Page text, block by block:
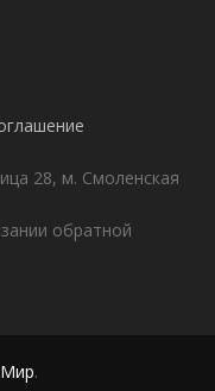
28, м. Смоленская
обратной
.